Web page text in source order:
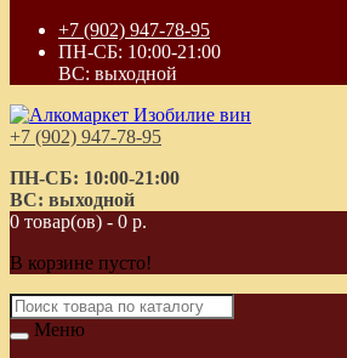
+7 (902) 947-78-95
ПН-СБ: 10:00-21:00
ВС: выходной
+7 (902) 947-78-95
ПН-СБ: 10:00-21:00
ВС: выходной
0 товар(ов) - 0 р.
В корзине пусто!
Меню